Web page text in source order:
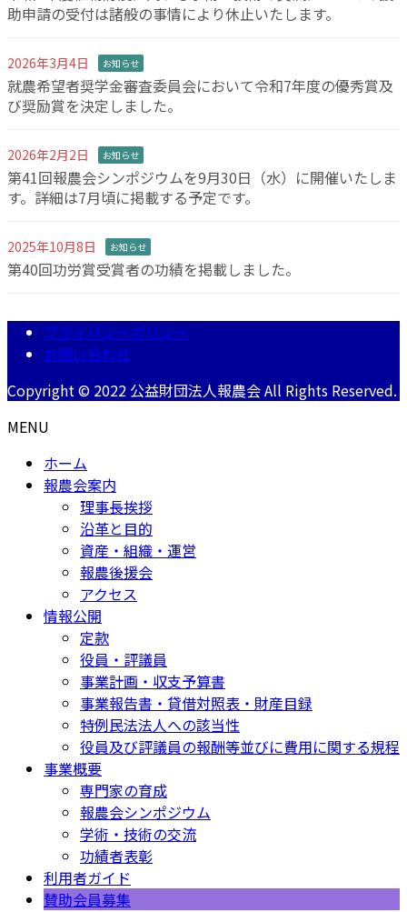
助申請の受付は諸般の事情により休止いたします。
2026年3月4日 お知らせ
就農希望者奨学金審査委員会において令和7年度の優秀賞及
び奨励賞を決定しました。
2026年2月2日 お知らせ
第41回報農会シンポジウムを9月30日（水）に開催いたしま
す。詳細は7月頃に掲載する予定です。
2025年10月8日 お知らせ
第40回功労賞受賞者の功績を掲載しました。
プライバシーポリシー
お問い合わせ
Copyright © 2022 公益財団法人報農会 All Rights Reserved.
MENU
ホーム
報農会案内
理事長挨拶
沿革と目的
資産・組織・運営
報農後援会
アクセス
情報公開
定款
役員・評議員
事業計画・収支予算書
事業報告書・貸借対照表・財産目録
特例民法法人への該当性
役員及び評議員の報酬等並びに費用に関する規程
事業概要
専門家の育成
報農会シンポジウム
学術・技術の交流
功績者表彰
利用者ガイド
賛助会員募集